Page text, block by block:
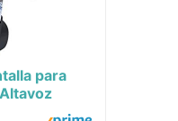
para
del Lupa